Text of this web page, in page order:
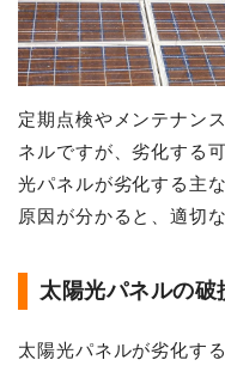
定期点検やメンテナン
ネルですが、劣化する
光パネルが劣化する主
原因が分かると、適切
太陽光パネルの破
太陽光パネルが劣化す